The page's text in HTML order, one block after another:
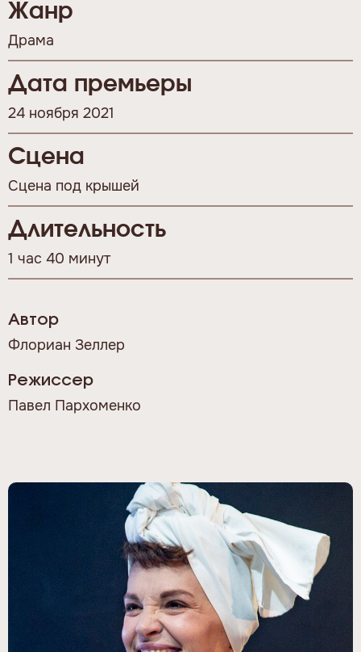
Жанр
Драма
Дата премьеры
24 ноября 2021
Сцена
Сцена под крышей
Длительность
1 час 40 минут
Автор
Флориан Зеллер
Режиссер
Павел Пархоменко